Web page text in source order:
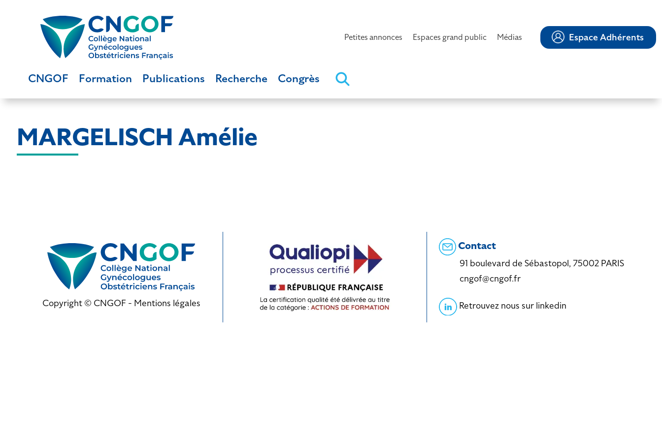
Petites annonces Espaces grand public Médias Espace Adhérents
CNGOF Formation Publications Recherche Congrès
MARGELISCH Amélie
Copyright © CNGOF - Mentions légales
Contact
91 boulevard de Sébastopol, 75002 PARIS
cngof@cngof.fr
Retrouvez nous sur linkedin